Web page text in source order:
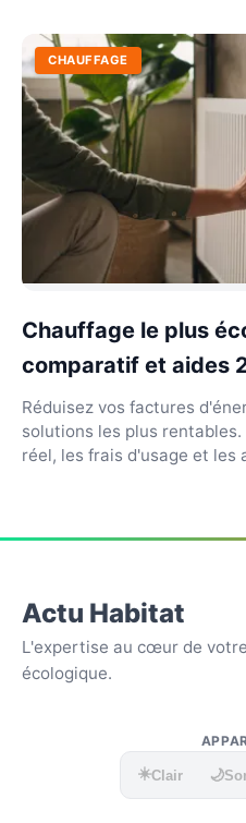
CHAUFFAGE
Chauffage le plus
comparatif et aides
Réduisez vos factures
solutions les plus
réel, les frais d'usage et les
Actu Habitat
L'expertise au cœur de
écologique.
☀️Clair 🌙